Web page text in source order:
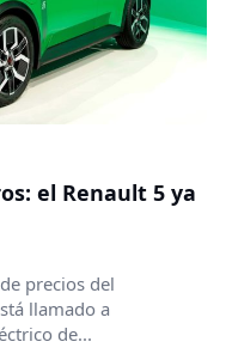
el Renault 5 ya
precios del
llamado a
de...